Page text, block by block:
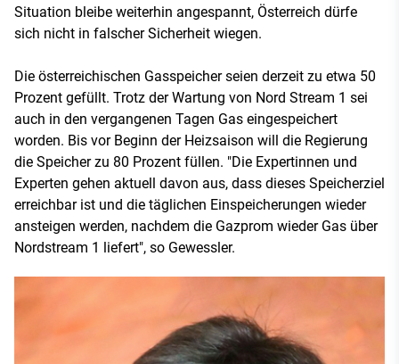
Situation bleibe weiterhin angespannt, Österreich dürfe
sich nicht in falscher Sicherheit wiegen.
Die österreichischen Gasspeicher seien derzeit zu etwa 50
Prozent gefüllt. Trotz der Wartung von Nord Stream 1 sei
auch in den vergangenen Tagen Gas eingespeichert
worden. Bis vor Beginn der Heizsaison will die Regierung
die Speicher zu 80 Prozent füllen. "Die Expertinnen und
Experten gehen aktuell davon aus, dass dieses Speicherziel
erreichbar ist und die täglichen Einspeicherungen wieder
ansteigen werden, nachdem die Gazprom wieder Gas über
Nordstream 1 liefert", so Gewessler.